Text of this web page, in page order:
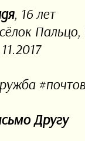
, 16 лет
Пальцо,
Другу